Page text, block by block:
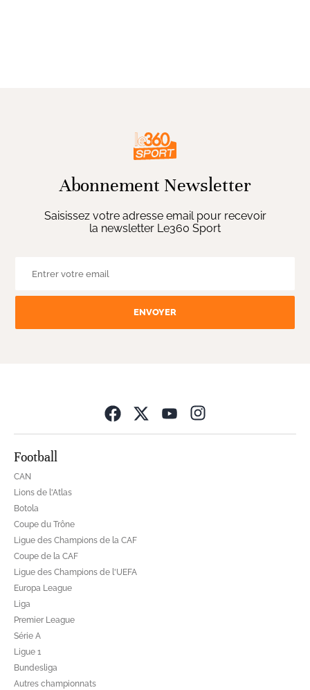
Abonnement Newsletter
Saisissez votre adresse email pour recevoir
la newsletter Le360 Sport
ENVOYER
Football
CAN
Lions de l'Atlas
Botola
Coupe du Trône
Ligue des Champions de la CAF
Coupe de la CAF
Ligue des Champions de l'UEFA
Europa League
Liga
Premier League
Série A
Ligue 1
Bundesliga
Autres championnats